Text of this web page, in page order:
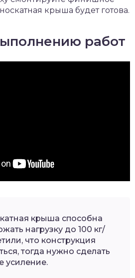
крыша будет готова.
работ
крыша способна
нагрузку до 100 кг/
что конструкция
тогда нужно сделать
усиление.